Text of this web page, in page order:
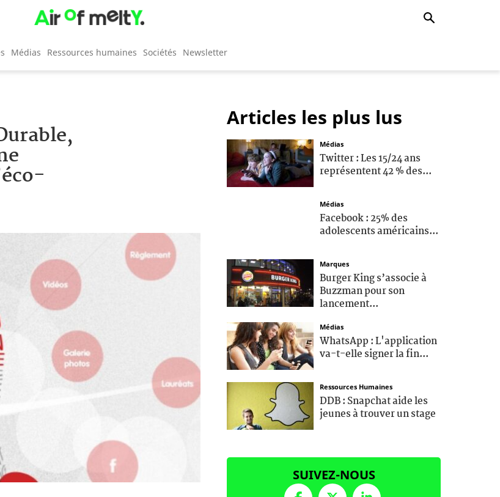
Médias Ressources humaines Sociétés Newsletter
Articles les plus lus
Médias
Twitter : Les 15/24 ans
représentent 42 % des...
Médias
Facebook : 25% des
adolescents américains...
Marques
Burger King s’associe à
Buzzman pour son
lancement...
Médias
WhatsApp : L'application
va-t-elle signer la fin...
Ressources Humaines
DDB : Snapchat aide les
jeunes à trouver un stage
SUIVEZ-NOUS